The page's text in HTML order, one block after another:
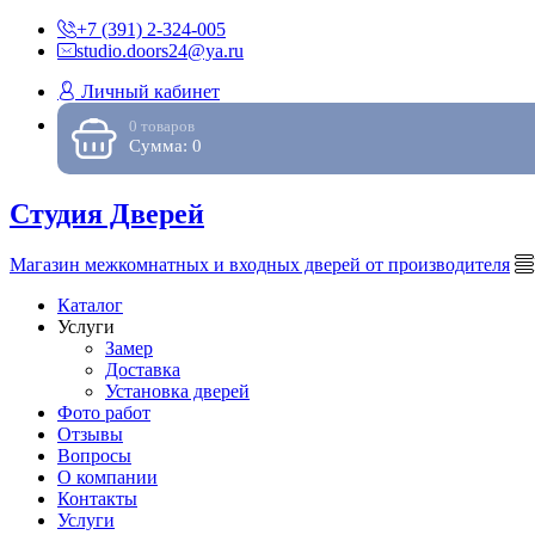
+7 (391) 2-324-005
studio.doors24@ya.ru
Личный кабинет
0 товаров
Сумма: 0
Студия Дверей
Магазин межкомнатных и входных дверей от производителя
Каталог
Услуги
Замер
Доставка
Установка дверей
Фото работ
Отзывы
Вопросы
О компании
Контакты
Услуги